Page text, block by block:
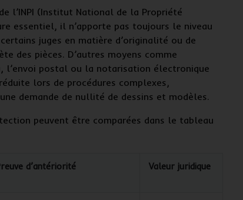
l’INPI (Institut National de la Propriété
essentiel, il n’apporte pas toujours le niveau
juges en matière d’originalité ou de
des pièces. D’autres moyens comme
l’envoi postal ou la notarisation électronique
lors de procédures complexes,
demande de nullité de dessins et modèles.
peuvent être comparées dans le tableau
d’antériorité Valeur juridique